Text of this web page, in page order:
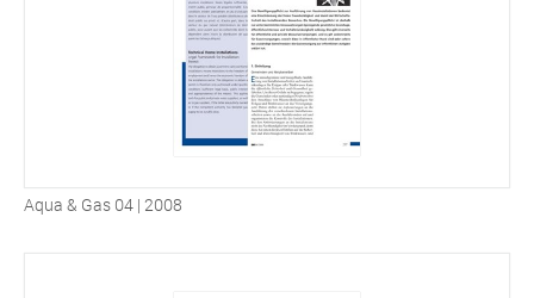
Aqua & Gas 04 | 2008